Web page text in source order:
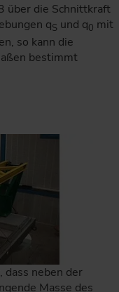
über die Schnittkraft
qS und q0 mit
so kann die
bestimmt
dass neben der
Masse des